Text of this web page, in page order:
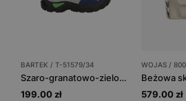
BARTEK / T-51579/34
Szaro-granatowo-zielone zimowe trzewiki BARTEK T-51579/34
199.00 zł
WOJAS /
579.00 zł